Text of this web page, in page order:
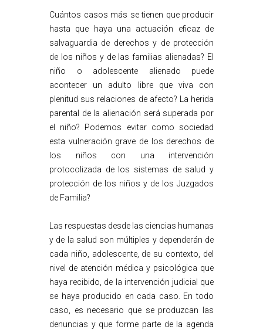
Cuántos casos más se tienen que producir
hasta que haya una actuación eficaz de
salvaguardia de derechos y de protección
de los niños y de las familias alienadas? El
niño o adolescente alienado puede
acontecer un adulto libre que viva con
plenitud sus relaciones de afecto? La herida
parental de la alienación será superada por
el niño? Podemos evitar como sociedad
esta vulneración grave de los derechos de
los niños con una intervención
protocolizada de los sistemas de salud y
protección de los niños y de los Juzgados
de Familia?
Las respuestas desde las ciencias humanas
y de la salud son múltiples y dependerán de
cada niño, adolescente, de su contexto, del
nivel de atención médica y psicológica que
haya recibido, de la intervención judicial que
se haya producido en cada caso. En todo
caso, es necesario que se produzcan las
denuncias y que forme parte de la agenda